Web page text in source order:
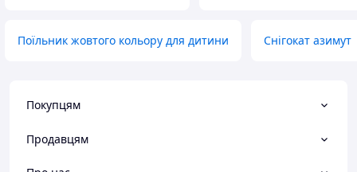
Поїльник жовтого кольору для дитини Снігокат азимут
Покупцям
Продавцям